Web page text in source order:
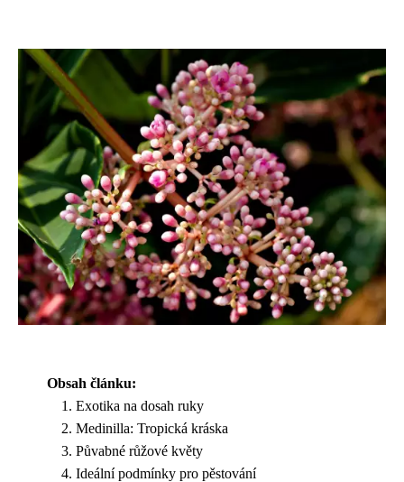
Obsah článku:
Exotika na dosah ruky
Medinilla: Tropická kráska
Půvabné růžové květy
Ideální podmínky pro pěstování